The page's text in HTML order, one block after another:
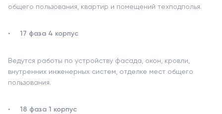
общего пользования, квартир и помещений техподполья.
17 фаза 4 корпус
Ведутся работы по устройству фасада, окон, кровли,
внутренних инженерных систем, отделке мест общего
пользования.
18 фаза 1 корпус